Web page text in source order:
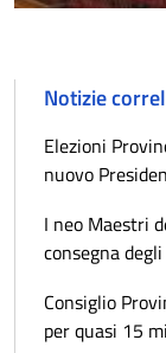
Notizie
Elezioni
nuovo
I neo Maestri
consegna
Consiglio
per quasi 15